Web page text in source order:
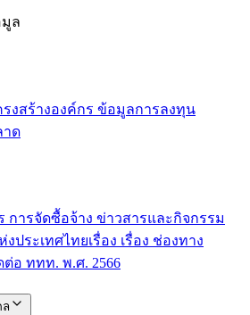
ล
งสร้างองค์กร ข้อมูลการลงทุน
าด
การจัดซื้อจ้าง ข่าวสารและกิจกรรม
ประเทศไทยเรื่อง เรื่อง ช่องทาง
อ ททท. พ.ศ. 2566